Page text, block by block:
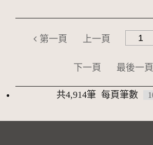
第一頁 上一頁
下一頁 最後一頁
共4,914筆 每頁筆數